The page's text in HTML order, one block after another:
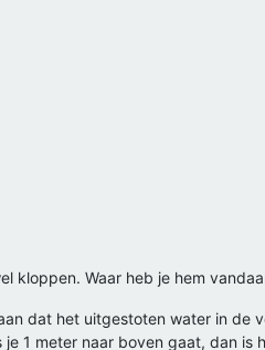
kloppen. Waar heb je hem
dat het uitgestoten water in de
1 meter naar boven gaat, dan